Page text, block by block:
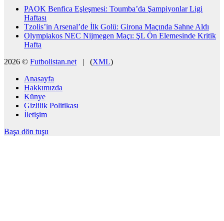
PAOK Benfica Eşleşmesi: Toumba’da Şampiyonlar Ligi
Haftası
Tzolis’in Arsenal’de İlk Golü: Girona Maçında Sahne Aldı
Olympiakos NEC Nijmegen Maçı: ŞL Ön Elemesinde Kritik
Hafta
2026 © Futbolistan.net | (XML)
Anasayfa
Hakkımızda
Künye
Gizlilik Politikası
İletişim
Başa dön tuşu